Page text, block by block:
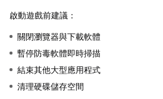
啟動遊戲前建議：
關閉瀏覽器與下載軟體
暫停防毒軟體即時掃描
結束其他大型應用程式
清理硬碟儲存空間